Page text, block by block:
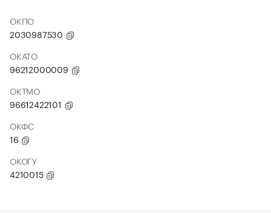
ОКПО
2030987530
ОКАТО
96212000009
ОКТМО
96612422101
ОКФС
16
ОКОГУ
4210015